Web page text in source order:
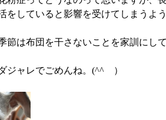
をしていると影響を受けてしまうよ
節は布団を干さないことを家訓にし
ャレでごめんね。(^^ゞ）